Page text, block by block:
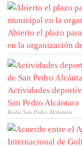
Abierto el plazo
en la organización
Actividades
San Pedro Alcántara
Radio San Pedro Alcántara